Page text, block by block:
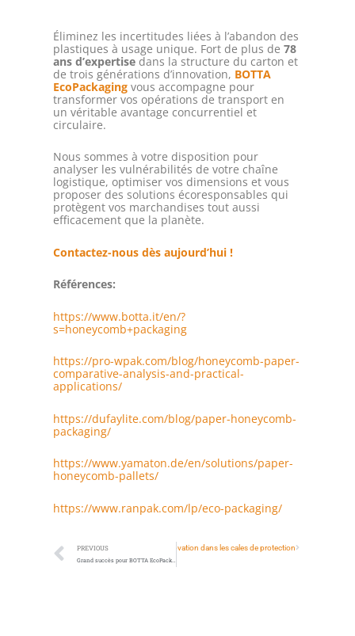
Éliminez les incertitudes liées à l’abandon des
plastiques à usage unique. Fort de plus de 78
ans d’expertisedans la structure du carton et
de trois générations d’innovation, BOTTA
EcoPackagingvous accompagne pour
transformer vos opérations de transport en
un véritable avantage concurrentiel et
circulaire.
Nous sommes à votre disposition pour
analyser les vulnérabilités de votre chaîne
logistique, optimiser vos dimensions et vous
proposer des solutions écoresponsables qui
protègent vos marchandises tout aussi
efficacement que la planète.
Contactez-nous dès aujourd’hui !
Références:
https://www.botta.it/en/?
s=honeycomb+packaging
https://pro-wpak.com/blog/honeycomb-paper-
comparative-analysis-and-practical-
applications/
https://dufaylite.com/blog/paper-honeycomb-
packaging/
https://www.yamaton.de/en/solutions/paper-
honeycomb-pallets/
https://www.ranpak.com/lp/eco-packaging/
PREVIOUS
Grand succès pour BOTTA EcoPackaging! Lara Botta honorée aux Influential Businesswoman Awards 2026
L’emballage en mycélium : L’éco-innovation dans les cales de protection